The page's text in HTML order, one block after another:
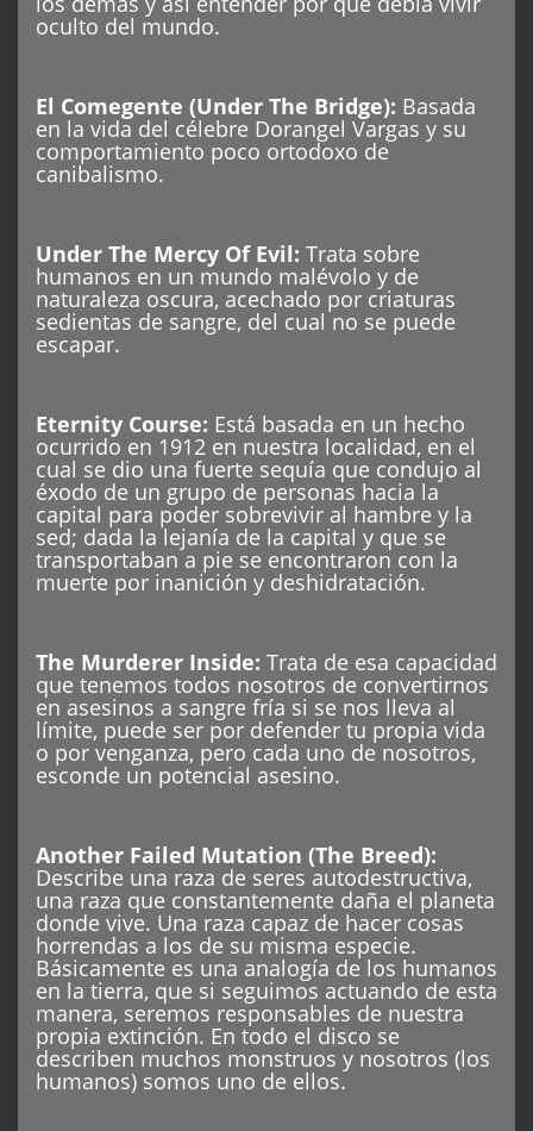
oculto del mundo.
El Comegente (Under The Bridge): Basada
en la vida del célebre Dorangel Vargas y su
comportamiento poco ortodoxo de
canibalismo.
Under The Mercy Of Evil: Trata sobre
humanos en un mundo malévolo y de
naturaleza oscura, acechado por criaturas
sedientas de sangre, del cual no se puede
escapar.
Eternity Course: Está basada en un hecho
ocurrido en 1912 en nuestra localidad, en el
cual se dio una fuerte sequía que condujo al
éxodo de un grupo de personas hacia la
capital para poder sobrevivir al hambre y la
sed; dada la lejanía de la capital y que se
transportaban a pie se encontraron con la
muerte por inanición y deshidratación.
The Murderer Inside: Trata de esa capacidad
que tenemos todos nosotros de convertirnos
en asesinos a sangre fría si se nos lleva al
límite, puede ser por defender tu propia vida
o por venganza, pero cada uno de nosotros,
esconde un potencial asesino.
Another Failed Mutation (The Breed):
Describe una raza de seres autodestructiva,
una raza que constantemente daña el planeta
donde vive. Una raza capaz de hacer cosas
horrendas a los de su misma especie.
Básicamente es una analogía de los humanos
en la tierra, que si seguimos actuando de esta
manera, seremos responsables de nuestra
propia extinción. En todo el disco se
describen muchos monstruos y nosotros (los
humanos) somos uno de ellos.